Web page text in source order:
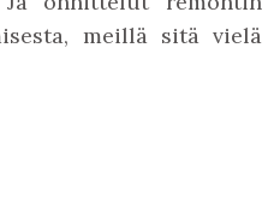
meillä sitä vielä